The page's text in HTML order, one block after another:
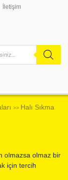
İletişim
>> Halı Sıkma
olmazsa olmaz bir
için tercih